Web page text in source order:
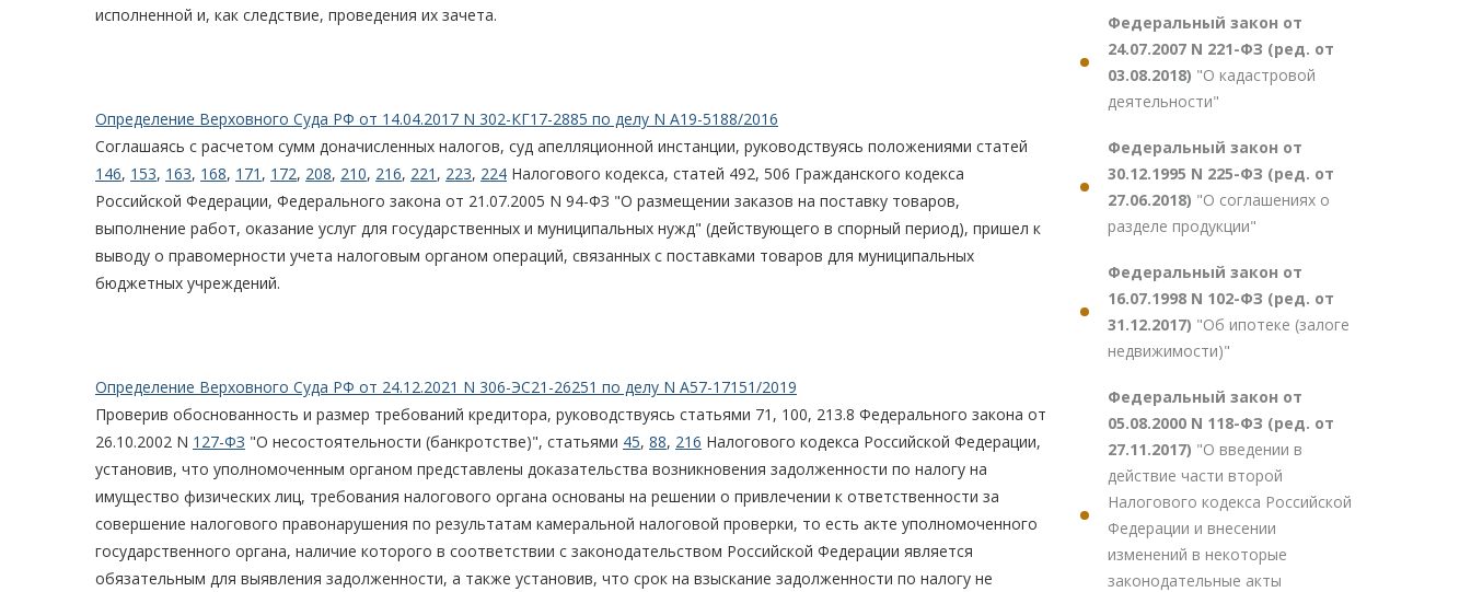
исполненной и, как следствие, проведения их зачета.
Определение Верховного Суда РФ от 14.04.2017 N 302-КГ17-2885 по делу N А19-5188/2016
Соглашаясь с расчетом сумм доначисленных налогов, суд апелляционной инстанции, руководствуясь положениями статей
146, 153, 163, 168, 171 , 172, 208, 210, 216, 221 , 223, 224 Налогового кодекса, статей 492, 506 Гражданского кодекса
Российской Федерации, Федерального закона от 21.07.2005 N 94-ФЗ "О размещении заказов на поставку товаров,
выполнение работ, оказание услуг для государственных и муниципальных нужд" (действующего в спорный период), пришел к
выводу о правомерности учета налоговым органом операций, связанных с поставками товаров для муниципальных
бюджетных учреждений.
Определение Верховного Суда РФ от 24.12.2021 N 306-ЭС21-26251 по делу N А57-17151/2019
Проверив обоснованность и размер требований кредитора, руководствуясь статьями 71, 100, 213.8 Федерального закона от
26.10.2002 N 127-ФЗ "О несостоятельности (банкротстве)", статьями 45, 88, 216 Налогового кодекса Российской Федерации,
установив, что уполномоченным органом представлены доказательства возникновения задолженности по налогу на
имущество физических лиц, требования налогового органа основаны на решении о привлечении к ответственности за
совершение налогового правонарушения по результатам камеральной налоговой проверки, то есть акте уполномоченного
государственного органа, наличие которого в соответствии с законодательством Российской Федерации является
обязательным для выявления задолженности, а также установив, что срок на взыскание задолженности по налогу не
Федеральный закон от
24.07.2007 N 221-ФЗ (ред. от
03.08.2018) "О кадастровой
деятельности"
Федеральный закон от
30.12.1995 N 225-ФЗ (ред. от
27.06.2018) "О соглашениях о
разделе продукции"
Федеральный закон от
16.07.1998 N 102-ФЗ (ред. от
31.12.2017) "Об ипотеке (залоге
недвижимости)"
Федеральный закон от
05.08.2000 N 118-ФЗ (ред. от
27.11.2017) "О введении в
действие части второй
Налогового кодекса Российской
Федерации и внесении
изменений в некоторые
законодательные акты